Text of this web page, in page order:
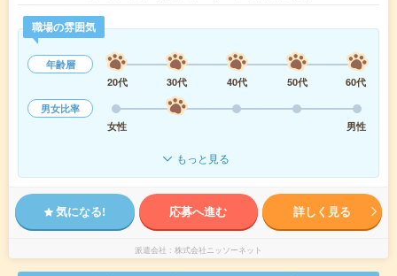
職場の雰囲気
年齢層
20代
30代 40代 50代
60代
男女比率
女性
男性
もっと見る
気になる! 応募へ進む 詳しく見る
派遣会社 株式会社ニッソーネット